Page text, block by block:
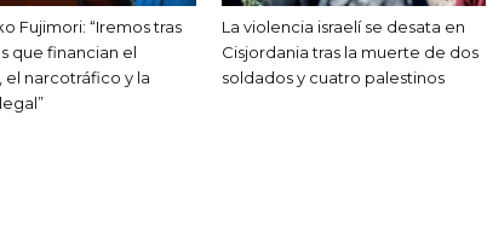
Fujimori: “Iremos tras
que financian el
el narcotráfico y la
La violencia israelí se desata en
Cisjordania tras la muerte de dos
soldados y cuatro palestinos